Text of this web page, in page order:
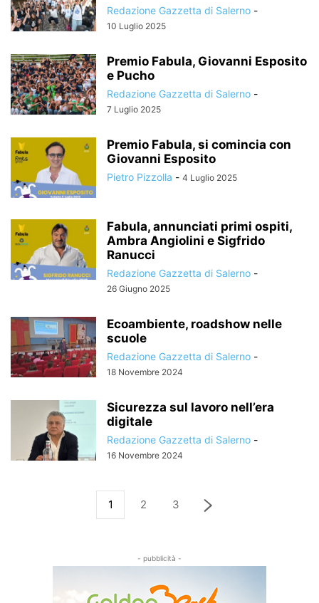
Redazione Gazzetta di Salerno -
10 Luglio 2025
Premio Fabula, Giovanni Esposito
e Pucho
Redazione Gazzetta di Salerno -
7 Luglio 2025
Premio Fabula, si comincia con
Giovanni Esposito
Pietro Pizzolla - 4 Luglio 2025
Fabula, annunciati primi ospiti,
Ambra Angiolini e Sigfrido
Ranucci
Redazione Gazzetta di Salerno -
26 Giugno 2025
Ecoambiente, roadshow nelle
scuole
Redazione Gazzetta di Salerno -
18 Novembre 2024
Sicurezza sul lavoro nell’era
digitale
Redazione Gazzetta di Salerno -
16 Novembre 2024
1 2 3
- pubblicità -